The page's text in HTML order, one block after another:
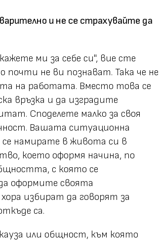
и не се страхувайте да
ми за себе си", вие сте
почти не ви познават. Така че не
на работата. Вместо това се
връзка и да изградите
Споделете малко за своя
Вашата ситуационна
намирате в живота си в
което оформя начина, по
с която се
оформите своята
избират да говорят за
са.
или общност, към която